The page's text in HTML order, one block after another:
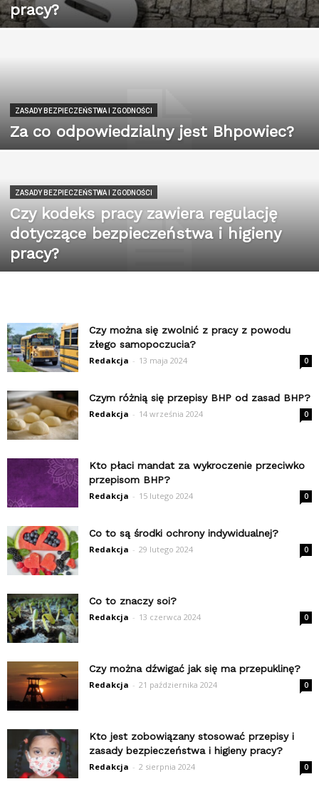
pracy?
ZASADY BEZPIECZEŃSTWA I ZGODNOŚCI
Za co odpowiedzialny jest Bhpowiec?
ZASADY BEZPIECZEŃSTWA I ZGODNOŚCI
Czy kodeks pracy zawiera regulację
dotyczące bezpieczeństwa i higieny
pracy?
Czy można się zwolnić z pracy z powodu
złego samopoczucia?
Redakcja - 13 maja 2024 0
Czym różnią się przepisy BHP od zasad BHP?
Redakcja - 14 września 2024 0
Kto płaci mandat za wykroczenie przeciwko
przepisom BHP?
Redakcja - 15 lutego 2024 0
Co to są środki ochrony indywidualnej?
Redakcja - 29 lutego 2024 0
Co to znaczy soi?
Redakcja - 13 czerwca 2024 0
Czy można dźwigać jak się ma przepuklinę?
Redakcja - 21 października 2024 0
Kto jest zobowiązany stosować przepisy i
zasady bezpieczeństwa i higieny pracy?
Redakcja - 2 sierpnia 2024 0